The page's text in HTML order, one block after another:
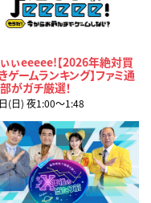
ぃeeeee!【2026年絶対買
ゲームランキング】ファミ通
がガチ厳選！
(日) 夜1:00〜1:48